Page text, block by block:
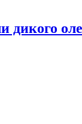
дикого